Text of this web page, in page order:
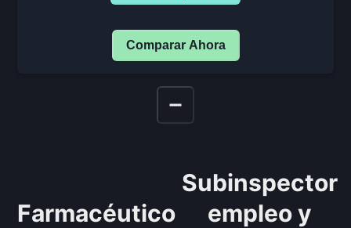
Comparar Ahora
Farmacéutico
Subinspector
empleo y